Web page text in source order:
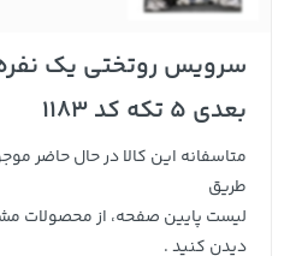
سرویس روتختی یک
بعدی 5 تکه کد 1183
متاسفانه این کالا در حال حاضر
طریق
لیست پایین صفحه، از محصولات
دیدن کنید .